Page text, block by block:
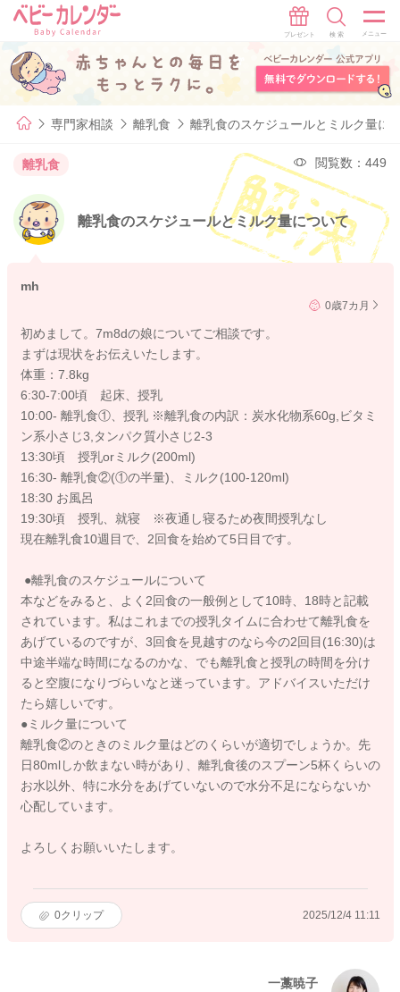
専門家相談 離乳食 離乳食のスケジュールとミルク量に
離乳食 閲覧数：449
離乳食のスケジュールとミルク量について
mh
0歳7カ月
初めまして。7m8dの娘についてご相談です。
まずは現状をお伝えいたします。
体重：7.8kg
6:30-7:00頃 起床、授乳
10:00- 離乳食①、授乳 ※離乳食の内訳：炭水化物系60g,ビタミ
ン系小さじ3,タンパク質小さじ2-3
13:30頃 授乳orミルク(200ml)
16:30- 離乳食②(①の半量)、ミルク(100-120ml)
18:30 お風呂
19:30頃 授乳、就寝 ※夜通し寝るため夜間授乳なし
現在離乳食10週目で、2回食を始めて5日目です。
●離乳食のスケジュールについて
本などをみると、よく2回食の一般例として10時、18時と記載
されています。私はこれまでの授乳タイムに合わせて離乳食を
あげているのですが、3回食を見越すのなら今の2回目(16:30)は
中途半端な時間になるのかな、でも離乳食と授乳の時間を分け
ると空腹になりづらいなと迷っています。アドバイスいただけ
たら嬉しいです。
●ミルク量について
離乳食②のときのミルク量はどのくらいが適切でしょうか。先
日80mlしか飲まない時があり、離乳食後のスプーン5杯くらいの
お水以外、特に水分をあげていないので水分不足にならないか
心配しています。
よろしくお願いいたします。
0クリップ 2025/12/4 11:11
一藁暁子